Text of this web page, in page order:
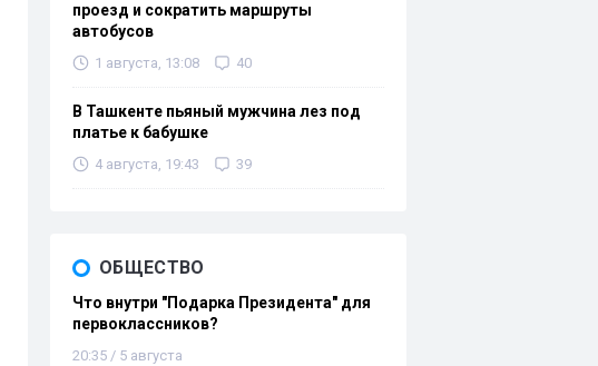
проезд и сократить маршруты
автобусов
1 августа, 13:08 40
В Ташкенте пьяный мужчина лез под
платье к бабушке
4 августа, 19:43 39
ОБЩЕСТВО
Что внутри "Подарка Президента" для
первоклассников?
20:35 / 5 августа